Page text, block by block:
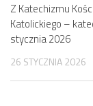
Z Katechizmu
Katolickiego –
stycznia 2026
26 STYCZNIA 2026